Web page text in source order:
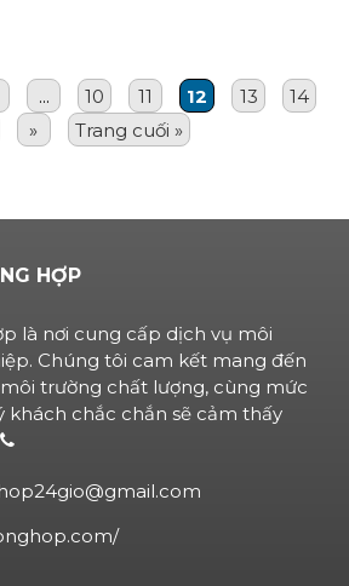
... 10 11 12 13
14
» Trang cuối »
HỢP
là nơi cung cấp dịch vụ môi
Chúng tôi cam kết mang đến
trường chất lượng, cùng mức
khách chắc chắn sẽ cảm thấy